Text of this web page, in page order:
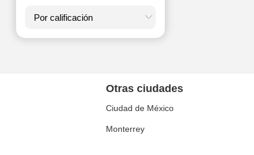
Otras ciudades
Ciudad de México
Monterrey